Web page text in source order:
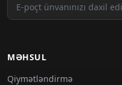
MƏHSUL
Qiymətləndirmə